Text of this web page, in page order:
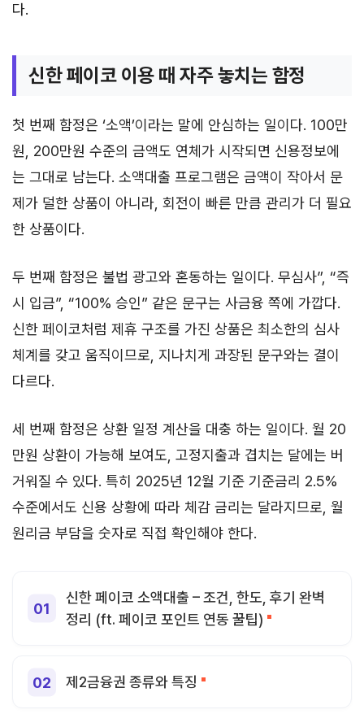
다.
신한 페이코 이용 때 자주 놓치는 함정
첫 번째 함정은 ‘소액’이라는 말에 안심하는 일이다. 100만
원, 200만원 수준의 금액도 연체가 시작되면 신용정보에
는 그대로 남는다. 소액대출 프로그램은 금액이 작아서 문
제가 덜한 상품이 아니라, 회전이 빠른 만큼 관리가 더 필요
한 상품이다.
두 번째 함정은 불법 광고와 혼동하는 일이다. 무심사”, “즉
시 입금”, “100% 승인” 같은 문구는 사금융 쪽에 가깝다.
신한 페이코처럼 제휴 구조를 가진 상품은 최소한의 심사
체계를 갖고 움직이므로, 지나치게 과장된 문구와는 결이
다르다.
세 번째 함정은 상환 일정 계산을 대충 하는 일이다. 월 20
만원 상환이 가능해 보여도, 고정지출과 겹치는 달에는 버
거워질 수 있다. 특히 2025년 12월 기준 기준금리 2.5%
수준에서도 신용 상황에 따라 체감 금리는 달라지므로, 월
원리금 부담을 숫자로 직접 확인해야 한다.
신한 페이코 소액대출 – 조건, 한도, 후기 완벽
정리 (ft. 페이코 포인트 연동 꿀팁)
제2금융권 종류와 특징